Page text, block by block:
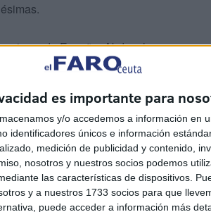
es importante para
y/o accedemos a información en
identificadores únicos e información
medición de publicidad y contenido,
nosotros y nuestros socios podemos
las características de dispositivos.
y a nuestros 1733 socios para que
puede acceder a información más
de España, Abdeselasm, se
inesperadas, al final es un campeonato
que compiten a nivel europeo y
nadadora.